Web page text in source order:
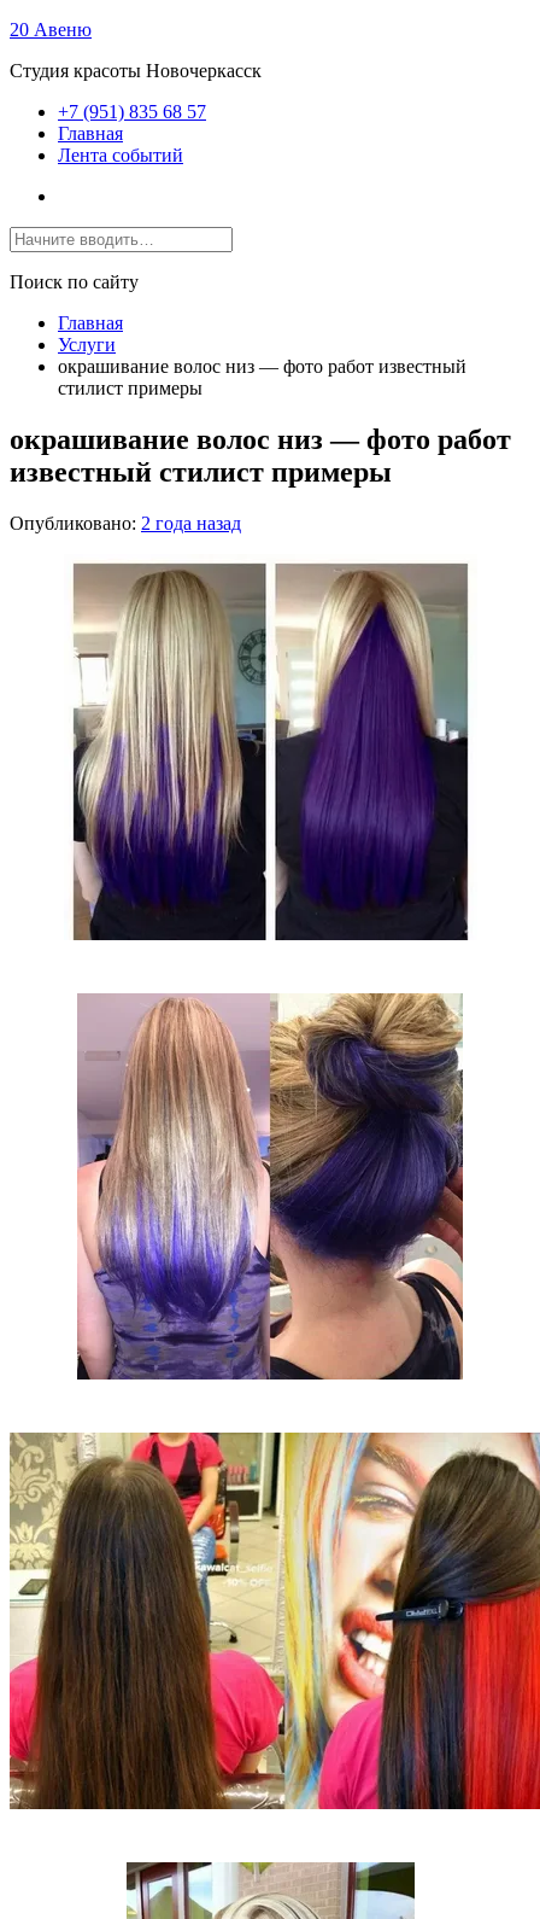
20 Авеню
Студия красоты Новочеркасск
+7 (951) 835 68 57
Главная
Лента событий
Поиск по сайту
Главная
Услуги
окрашивание волос низ — фото работ известный
стилист примеры
окрашивание волос низ — фото работ
известный стилист примеры
Опубликовано: 2 года назад